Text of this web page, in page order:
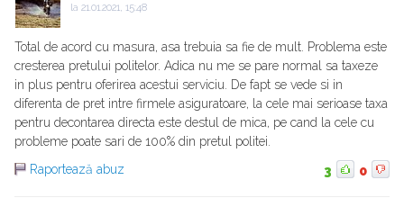
la 21.01.2021, 15:48
Total de acord cu masura, asa trebuia sa fie de mult. Problema este
cresterea pretului politelor. Adica nu me se pare normal sa taxeze
in plus pentru oferirea acestui serviciu. De fapt se vede si in
diferenta de pret intre firmele asiguratoare, la cele mai serioase taxa
pentru decontarea directa este destul de mica, pe cand la cele cu
probleme poate sari de 100% din pretul politei.
Raportează abuz
3 0